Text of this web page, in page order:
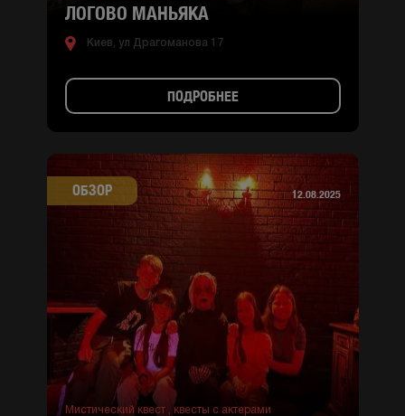
ЛОГОВО МАНЬЯКА
Киев, ул Драгоманова 17
ПОДРОБНЕЕ
ОБЗОР 12.08.2025
Мистический квест , квесты с актерами